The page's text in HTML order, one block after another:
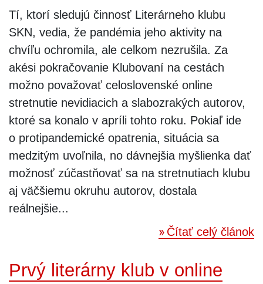
Tí, ktorí sledujú činnosť Literárneho klubu
SKN, vedia, že pandémia jeho aktivity na
chvíľu ochromila, ale celkom nezrušila. Za
akési pokračovanie Klubovaní na cestách
možno považovať celoslovenské online
stretnutie nevidiacich a slabozrakých autorov,
ktoré sa konalo v apríli tohto roku. Pokiaľ ide
o protipandemické opatrenia, situácia sa
medzitým uvoľnila, no dávnejšia myšlienka dať
možnosť zúčastňovať sa na stretnutiach klubu
aj väčšiemu okruhu autorov, dostala
reálnejšie...
Čítať celý článok
Prvý literárny klub v online